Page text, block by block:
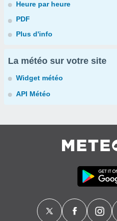
Heure par heure
PDF
Plus d'info
La météo sur votre site
Widget météo
API Météo